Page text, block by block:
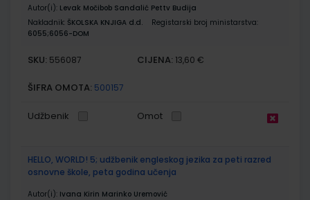
Autor(i): Levak Močibob Sandalić Pettv Budija
Nakladnik: ŠKOLSKA KNJIGA d.d.
Registarski broj ministarstva:
6055;6056-DOM
SKU: 556087 CIJENA: 13,60 €
ŠIFRA OMOTA: 500157
Udžbenik Omot
HELLO, WORLD! 5; udžbenik engleskog jezika za peti razred
osnovne škole, peta godina učenja
Autor(i): Ivana Kirin Marinko Uremović